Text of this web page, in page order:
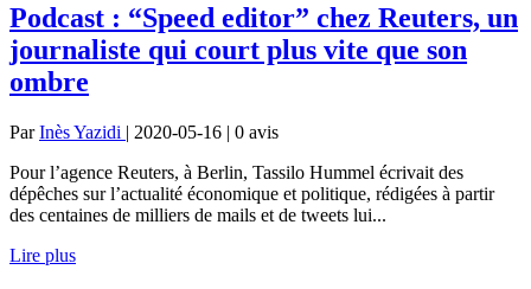
Podcast : “Speed editor” chez Reuters, un
journaliste qui court plus vite que son
ombre
ParInès Yazidi | 2020-05-16 | 0 avis
Pour l’agence Reuters, à Berlin, Tassilo Hummel écrivait des
dépêches sur l’actualité économique et politique, rédigées à partir
des centaines de milliers de mails et de tweets lui...
Lire plus